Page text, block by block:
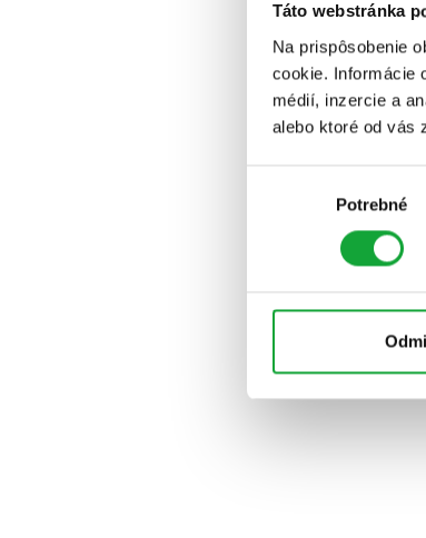
Táto webstránka
Na prispôsobenie
cookie. Informácie
médií, inzercie a
alebo ktoré od vás
Potrebné